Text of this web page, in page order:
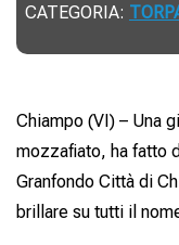
CATEGORIA:
Chiampo (VI) – Una
mozzafiato, ha fatto
Granfondo Città di
brillare su tutti il